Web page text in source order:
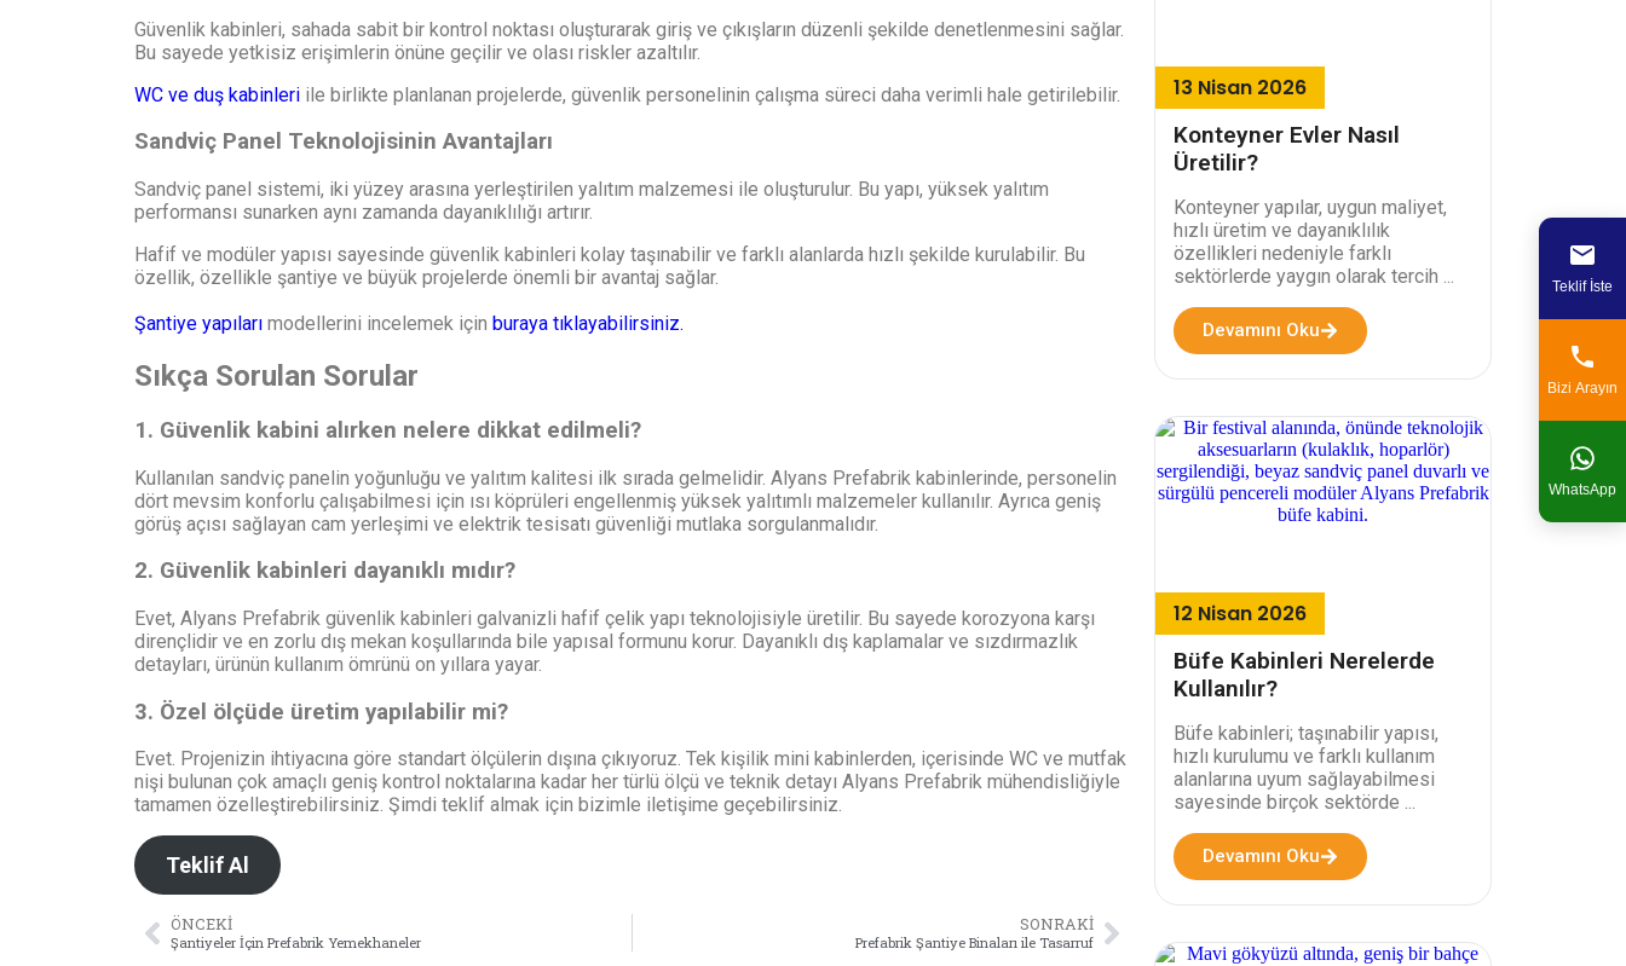
Güvenlik kabinleri, sahada sabit bir kontrol noktası oluşturarak giriş ve çıkışların düzenli şekilde denetlenmesini sağlar.
Bu sayede yetkisiz erişimlerin önüne geçilir ve olası riskler azaltılır.
WC ve duş kabinleri ile birlikte planlanan projelerde, güvenlik personelinin çalışma süreci daha verimli hale getirilebilir.
Sandviç Panel Teknolojisinin Avantajları
Sandviç panel sistemi, iki yüzey arasına yerleştirilen yalıtım malzemesi ile oluşturulur. Bu yapı, yüksek yalıtım
performansı sunarken aynı zamanda dayanıklılığı artırır.
Hafif ve modüler yapısı sayesinde güvenlik kabinleri kolay taşınabilir ve farklı alanlarda hızlı şekilde kurulabilir. Bu
özellik, özellikle şantiye ve büyük projelerde önemli bir avantaj sağlar.
Şantiye yapılarımodellerini incelemek için buraya tıklayabilirsiniz.
Sıkça Sorulan Sorular
1. Güvenlik kabini alırken nelere dikkat edilmeli?
Kullanılan sandviç panelin yoğunluğu ve yalıtım kalitesi ilk sırada gelmelidir. Alyans Prefabrik kabinlerinde, personelin
dört mevsim konforlu çalışabilmesi için ısı köprüleri engellenmiş yüksek yalıtımlı malzemeler kullanılır. Ayrıca geniş
görüş açısı sağlayan cam yerleşimi ve elektrik tesisatı güvenliği mutlaka sorgulanmalıdır.
2. Güvenlik kabinleri dayanıklı mıdır?
Evet, Alyans Prefabrik güvenlik kabinleri galvanizli hafif çelik yapı teknolojisiyle üretilir. Bu sayede korozyona karşı
dirençlidir ve en zorlu dış mekan koşullarında bile yapısal formunu korur. Dayanıklı dış kaplamalar ve sızdırmazlık
detayları, ürünün kullanım ömrünü on yıllara yayar.
3. Özel ölçüde üretim yapılabilir mi?
Evet. Projenizin ihtiyacına göre standart ölçülerin dışına çıkıyoruz. Tek kişilik mini kabinlerden, içerisinde WC ve mutfak
nişi bulunan çok amaçlı geniş kontrol noktalarına kadar her türlü ölçü ve teknik detayı Alyans Prefabrik mühendisliğiyle
tamamen özelleştirebilirsiniz. Şimdi teklif almak için bizimle iletişime geçebilirsiniz.
Teklif Al
ÖNCEKI
Şantiyeler İçin Prefabrik Yemekhaneler
SONRAKI
Prefabrik Şantiye Binaları ile Tasarruf
13 Nisan 2026
Konteyner Evler Nasıl
Üretilir?
Konteyner yapılar, uygun maliyet,
hızlı üretim ve dayanıklılık
özellikleri nedeniyle farklı
sektörlerde yaygın olarak tercih ...
Devamını Oku
12 Nisan 2026
Büfe Kabinleri Nerelerde
Kullanılır?
Büfe kabinleri; taşınabilir yapısı,
hızlı kurulumu ve farklı kullanım
alanlarına uyum sağlayabilmesi
sayesinde birçok sektörde ...
Devamını Oku
Teklif İste
Bizi Arayın
WhatsApp